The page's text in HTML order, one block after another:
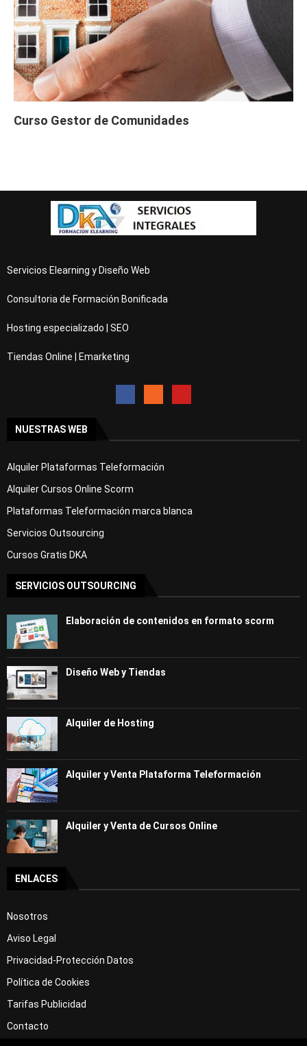
Curso Gestor de Comunidades
Servicios Elearning y Diseño Web
Consultoria de Formación Bonificada
Hosting especializado | SEO
Tiendas Online | Emarketing
NUESTRAS WEB
Alquiler Plataformas Teleformación
Alquiler Cursos Online Scorm
Plataformas Teleformación marca blanca
Servicios Outsourcing
Cursos Gratis DKA
SERVICIOS OUTSOURCING
Elaboración de contenidos en formato scorm
Diseño Web y Tiendas
Alquiler de Hosting
Alquiler y Venta Plataforma Teleformación
Alquiler y Venta de Cursos Online
ENLACES
Nosotros
Aviso Legal
Privacidad-Protección Datos
Política de Cookies
Tarifas Publicidad
Contacto